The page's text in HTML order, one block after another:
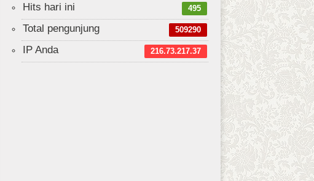
Hits hari ini 495
Total pengunjung 509290
IP Anda 216.73.217.37